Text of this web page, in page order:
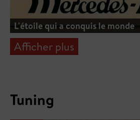
L'étoile qui a conquis le monde
Afficher plus
Tuning